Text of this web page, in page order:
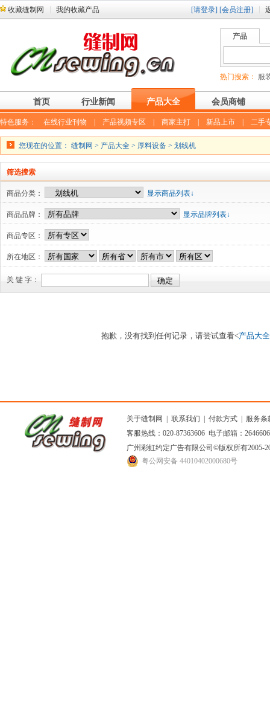
收藏缝制网 我的收藏产品 [请登录] [会员注册]
产品
热门搜索： 服
首页 行业新闻 产品大全 会员商铺
特色服务： 在线行业刊物 产品视频专区 商家主打 新品上市 二手
您现在的位置： 缝制网 > 产品大全 > 厚料设备 > 划线机
筛选搜索
商品分类： 显示商品列表↓
商品品牌： 显示品牌列表↓
商品专区：
所在地区：
关 键 字：
抱歉，没有找到任何记录，请尝试查看<产品大全
关于缝制网 联系我们 付款方式
服务条
客服热线：020-87363606 电子邮箱：
广州彩虹约定广告有限公司 ©版权所有2005-
粤公网安备 44010402000680号